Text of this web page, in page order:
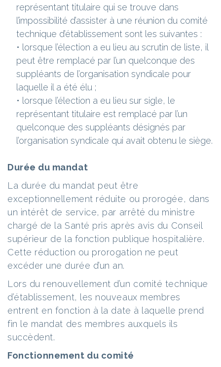
représentant titulaire qui se trouve dans
l’impossibilité d’assister à une réunion du comité
technique d’établissement sont les suivantes :
• lorsque l’élection a eu lieu au scrutin de liste, il
peut être remplacé par l’un quelconque des
suppléants de l’organisation syndicale pour
laquelle il a été élu ;
• lorsque l’élection a eu lieu sur sigle, le
représentant titulaire est remplacé par l’un
quelconque des suppléants désignés par
l’organisation syndicale qui avait obtenu le siège.
Durée du mandat
La durée du mandat peut être
exceptionnellement réduite ou prorogée, dans
un intérêt de service, par arrêté du ministre
chargé de la Santé pris après avis du Conseil
supérieur de la fonction publique hospitalière.
Cette réduction ou prorogation ne peut
excéder une durée d’un an.
Lors du renouvellement d’un comité technique
d’établissement, les nouveaux membres
entrent en fonction à la date à laquelle prend
fin le mandat des membres auxquels ils
succèdent.
Fonctionnement du comité